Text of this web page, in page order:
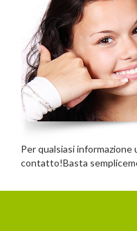
Per qualsiasi
contatto!Basta